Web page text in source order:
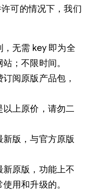
可的情况下，我们
无需 key 即为全
；不限时间。
阅原版产品包，
上原价，请勿二
版，与官方原版
原版，功能上不
用和升级的。